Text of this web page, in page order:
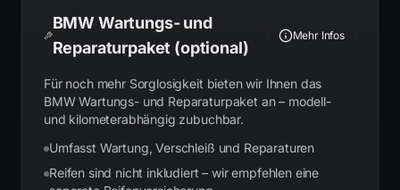
BMW Wartungs- und
Reparaturpaket (optional)
Mehr Infos
Für noch mehr Sorglosigkeit bieten wir Ihnen das
BMW Wartungs- und Reparaturpaket an – modell-
und kilometerabhängig zubuchbar.
Umfasst Wartung, Verschleiß und Reparaturen
Reifen sind nicht inkludiert – wir empfehlen eine